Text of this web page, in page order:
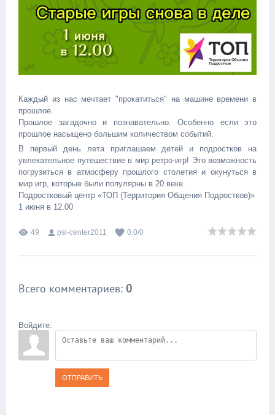
Каждый из нас мечтает "прокатиться" на машине времени в
прошлое.
Прошлое загадочно и познавательно. Особенно если это
прошлое насыщено большим количеством событий.
В первый день лета приглашаем детей и подростков на
увлекательное путешествие в мир ретро-игр! Это возможность
погрузиться в атмосферу прошлого столетия и окунуться в
мир игр, которые были популярны в 20 веке.
Подростковый центр «ТОП (Территория Общения Подростков)»
1 июня в 12.00
49 psi-center2011 0.0/0
Всего комментариев: 0
Войдите:
ОТПРАВИТЬ